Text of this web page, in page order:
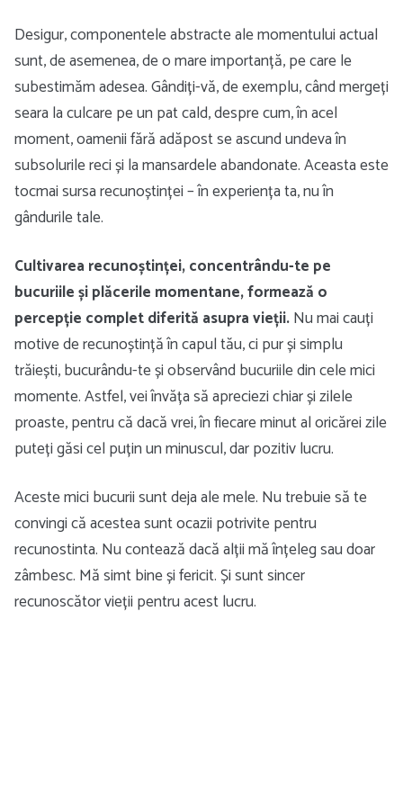
Desigur, componentele abstracte ale momentului actual
sunt, de asemenea, de o mare importanță, pe care le
subestimăm adesea. Gândiți-vă, de exemplu, când mergeți
seara la culcare pe un pat cald, despre cum, în acel
moment, oamenii fără adăpost se ascund undeva în
subsolurile reci și la mansardele abandonate. Aceasta este
tocmai sursa recunoștinței – în experiența ta, nu în
gândurile tale.
Cultivarea recunoștinței, concentrându-te pe
bucuriile și plăcerile momentane, formează o
percepție complet diferită asupra vieții.Nu mai cauți
motive de recunoștință în capul tău, ci pur și simplu
trăiești, bucurându-te și observând bucuriile din cele mici
momente. Astfel, vei învăța să apreciezi chiar și zilele
proaste, pentru că dacă vrei, în fiecare minut al oricărei zile
puteți găsi cel puțin un minuscul, dar pozitiv lucru.
Aceste mici bucurii sunt deja ale mele. Nu trebuie să te
convingi că acestea sunt ocazii potrivite pentru
recunostinta. Nu contează dacă alții mă înțeleg sau doar
zâmbesc. Mă simt bine și fericit. Și sunt sincer
recunoscător vieții pentru acest lucru.